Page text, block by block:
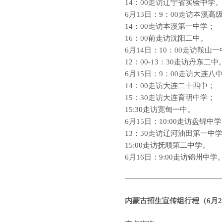
14 ： 00走访辽宁省实验中学。
6 月 13 日： 9 ： 00走访本溪高
14 ： 00走访本溪第一中学；
16 ： 00前走访沈阳二中。
6 月 14日： 10 ： 00走访鞍山一
12 ： 00-13 ： 30走访丹东二中。
6 月 15 日： 9 ： 00走访大连八中
14 ： 00走访大连二十四中；
15 ： 30走访大连育明中学；
15:30走访宽甸一中。
6 月 15 日： 10:00走访盘锦中学
13 ： 30走访辽河油田第一中学
15:00走访抚顺第二中学。
6 月 16 日： 9:00走访锦州中学。
内蒙古招生宣传组行程（6 月